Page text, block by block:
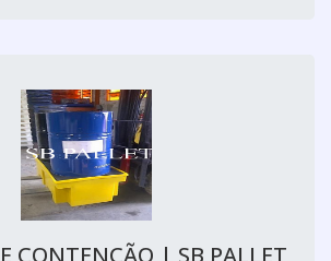
CONTENÇÃO | SB PALLET